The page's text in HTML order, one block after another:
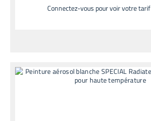
Connectez-vous pour voir votre